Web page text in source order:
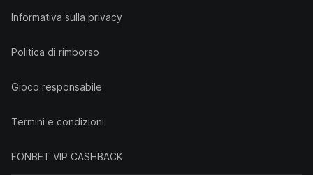
Informativa sulla privacy
Politica di rimborso
Gioco responsabile
Termini e condizioni
FONBET VIP CASHBACK